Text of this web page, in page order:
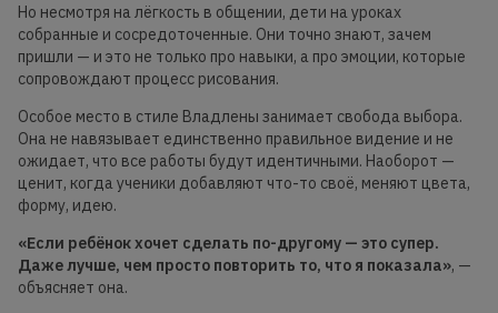
Но несмотря на лёгкость в общении, дети на уроках
собранные и сосредоточенные. Они точно знают, зачем
пришли — и это не только про навыки, а про эмоции, которые
сопровождают процесс рисования.
Особое место в стиле Владлены занимает свобода выбора.
Она не навязывает единственно правильное видение и не
ожидает, что все работы будут идентичными. Наоборот —
ценит, когда ученики добавляют что-то своё, меняют цвета,
форму, идею.
«Если ребёнок хочет сделать по-другому — это супер.
Даже лучше, чем просто повторить то, что я показала», —
объясняет она.